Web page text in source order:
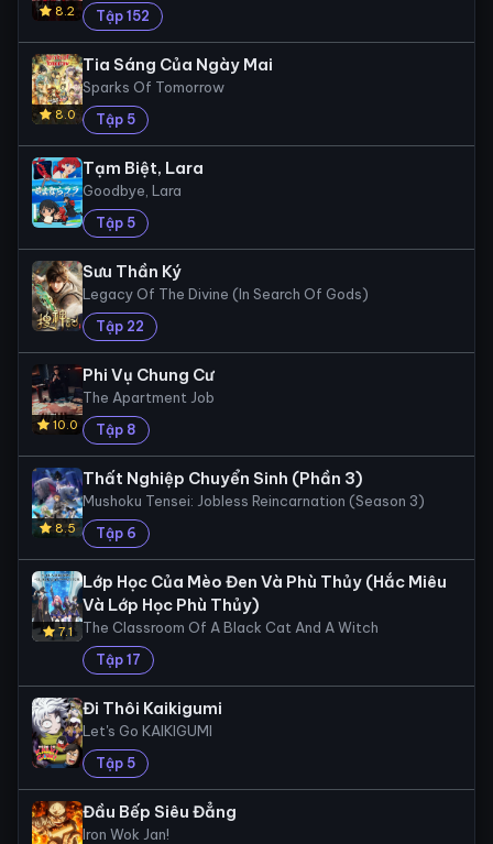
8.2 Tập 152
8.0
Tia Sáng Của Ngày Mai
Sparks Of Tomorrow
Tập 5
Tạm Biệt, Lara
Goodbye, Lara
Tập 5
Sưu Thần Ký
Legacy Of The Divine (In Search Of Gods)
Tập 22
10.0
Phi Vụ Chung Cư
The Apartment Job
Tập 8
8.5
Thất Nghiệp Chuyển Sinh (Phần 3)
Mushoku Tensei: Jobless Reincarnation (Season 3)
Tập 6
7.1
Lớp Học Của Mèo Đen Và Phù Thủy (Hắc Miêu
Và Lớp Học Phù Thủy)
The Classroom Of A Black Cat And A Witch
Tập 17
Đi Thôi Kaikigumi
Let's Go KAIKIGUMI
Tập 5
Đầu Bếp Siêu Đẳng
Iron Wok Jan!